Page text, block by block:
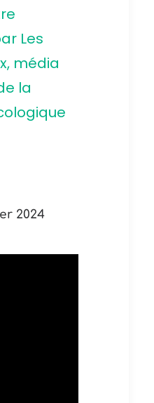
Les
, média
la
2024